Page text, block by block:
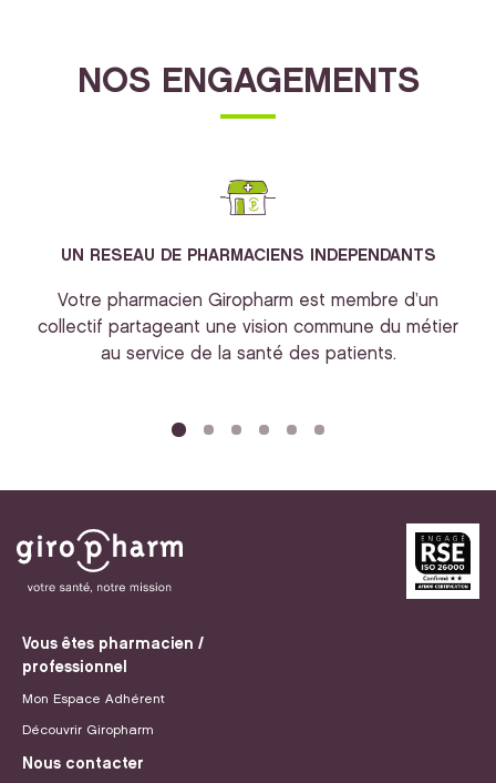
NOS ENGAGEMENTS
UN RESEAU DE PHARMACIENS INDEPENDANTS
Votre pharmacien Giropharm est membre d’un
collectif partageant une vision commune du métier
au service de la santé des patients.
Vous êtes pharmacien /
professionnel
Mon Espace Adhérent
Découvrir Giropharm
Nous contacter